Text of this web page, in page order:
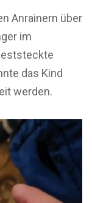
Anrainern über
im
das Kind
werden.